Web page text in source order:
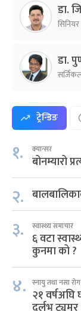
डा.
सिनियर
डा.
ट्रेन्डिङ
१. क्यान्सर
बोनम्यारो
२.
३. स्वास्थ्य समाचार
६ वटा
कुनमा को ?
४. स्नायु तथा नसा रोग
२१ वर्षअघि